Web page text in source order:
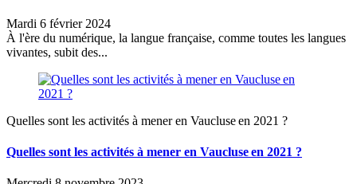
Mardi 6 février 2024
À l'ère du numérique, la langue française, comme toutes les langues
vivantes, subit des...
Quelles sont les activités à mener en Vaucluse en 2021 ?
Quelles sont les activités à mener en Vaucluse en 2021 ?